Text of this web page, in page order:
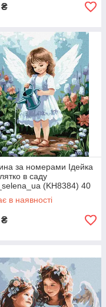
₴
за номерами Ідейка
в саду
(KH8384) 40
в наявності
₴